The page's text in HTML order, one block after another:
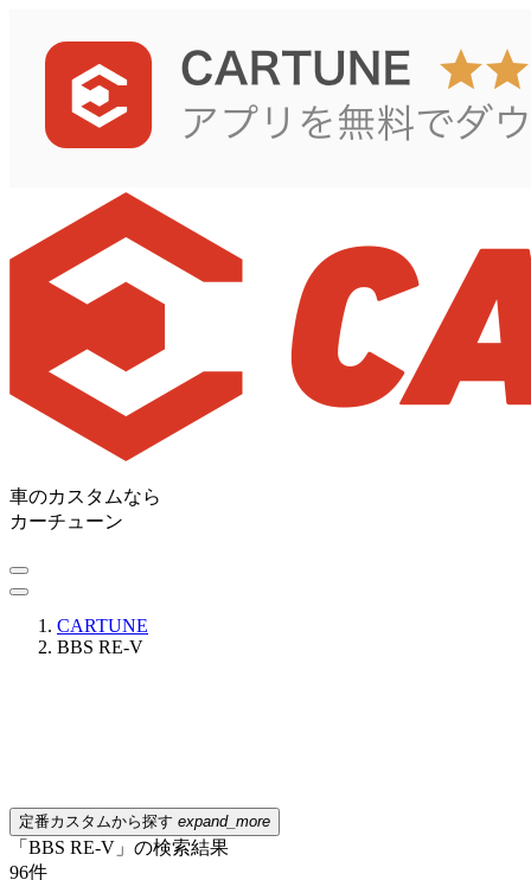
車のカスタムなら
カーチューン
CARTUNE
BBS RE-V
定番カスタムから探す expand_more
「BBS RE-V」の検索結果
96件